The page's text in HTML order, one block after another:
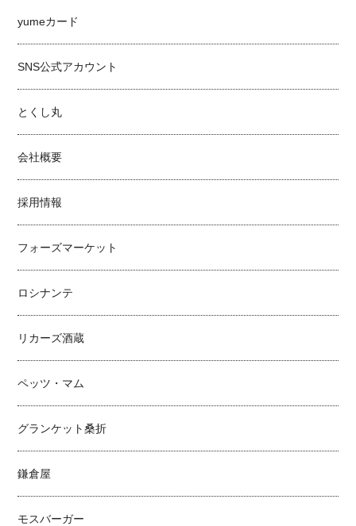
yumeカード
SNS公式アカウント
とくし丸
会社概要
採用情報
フォーズマーケット
ロシナンテ
リカーズ酒蔵
ペッツ・マム
グランケット桑折
鎌倉屋
モスバーガー